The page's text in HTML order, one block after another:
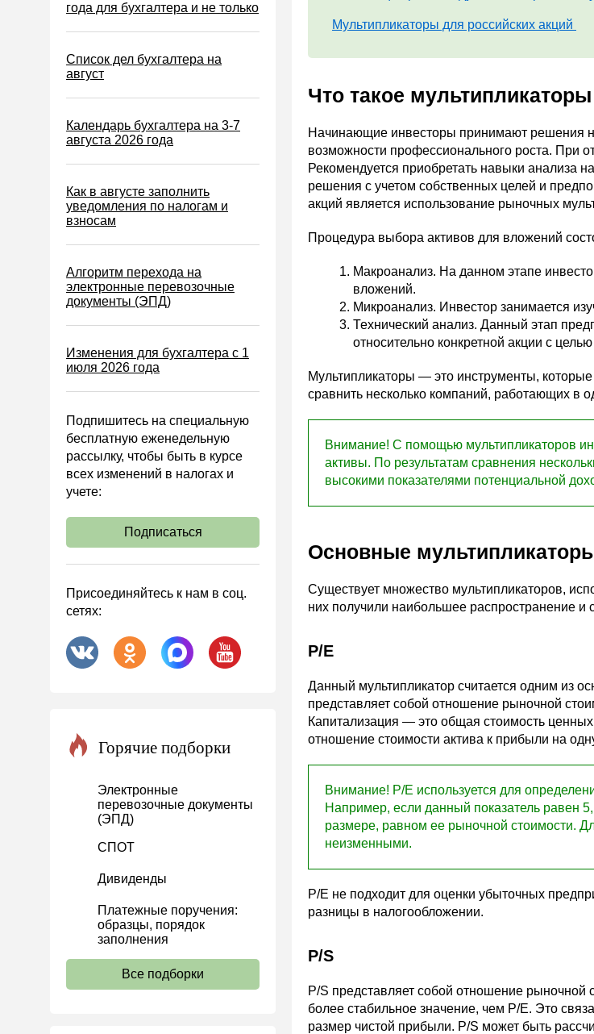
Водный налог
Экологический налог
Налог на игорный бизнес
Акцизы
Возврат и зачет налогов
Налоговые проверки
Ответственность
Статистика
Онлайн-кассы ККТ ККМ
Управленческий учет
Анализ хозяйственной
Охрана труда и аттестация
Охрана труда
Налоговое планирование
Финансовый контроль
Договоры
ООО
АО
Госзакупки
Проекты
Расчеты
Учет затрат
Учет ОС и НМА
Учет МПЗ
Основы трудового
законодательства
Прием на работу и переводы
Увольнение
года для бухгалтера и не только
Список дел бухгалтера на
август
Календарь бухгалтера на 3-7
августа 2026 года
Как в августе заполнить
уведомления по налогам и
взносам
Алгоритм перехода на
электронные перевозочные
документы (ЭПД)
Изменения для бухгалтера с 1
июля 2026 года
Подпишитесь на специальную
бесплатную еженедельную
рассылку, чтобы быть в курсе
всех изменений в налогах и
учете:
Подписаться
Присоединяйтесь к нам в соц.
сетях:
Горячие подборки
Электронные
перевозочные документы
(ЭПД)
СПОТ
Дивиденды
Платежные поручения:
образцы, порядок
заполнения
Все подборки
Мультипликаторы для российских акций
Что такое
Начинающие инвесторы принимают решения
возможности профессионального роста. При
Рекомендуется приобретать навыки анализа
решения с учетом собственных целей и
акций является использование рыночных
Процедура выбора активов для вложений
Макроанализ. На данном этапе
вложений.
Микроанализ. Инвестор занимается
Технический анализ. Данный этап
относительно конкретной акции с
Мультипликаторы — это инструменты,
сравнить несколько компаний, работающих в
Внимание! С помощью мультипликаторов
активы. По результатам сравнения
высокими показателями потенциальной
Основные
Существует множество мультипликаторов,
них получили наибольшее распространение
P/E
Данный мультипликатор считается одним из
представляет собой отношение рыночной
Капитализация — это общая стоимость
отношение стоимости актива к прибыли на
Внимание! P/E используется для
Например, если данный показатель равен
размере, равном ее рыночной стоимости.
неизменными.
P/E не подходит для оценки убыточных
разницы в налогообложении.
P/S
P/S представляет собой отношение рыночной
более стабильное значение, чем P/E. Это
размер чистой прибыли. P/S может быть